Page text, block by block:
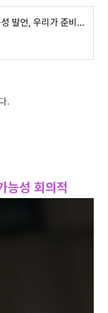
미연준 금리인하 가능성 발언, 우리가 준비할 것은?
.
능성 회의적